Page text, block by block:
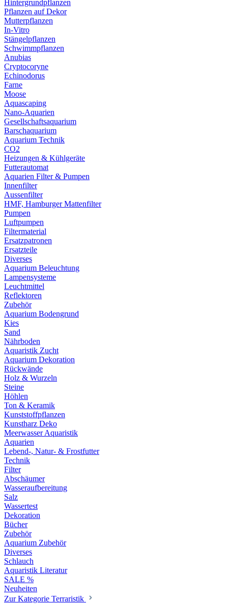
Hintergrundpflanzen
Pflanzen auf Dekor
Mutterpflanzen
In-Vitro
Stängelpflanzen
Schwimmpflanzen
Anubias
Cryptocoryne
Echinodorus
Farne
Moose
Aquascaping
Nano-Aquarien
Gesellschaftsaquarium
Barschaquarium
Aquarium Technik
CO2
Heizungen & Kühlgeräte
Futterautomat
Aquarien Filter & Pumpen
Innenfilter
Aussenfilter
HMF, Hamburger Mattenfilter
Pumpen
Luftpumpen
Filtermaterial
Ersatzpatronen
Ersatzteile
Diverses
Aquarium Beleuchtung
Lampensysteme
Leuchtmittel
Reflektoren
Zubehör
Aquarium Bodengrund
Kies
Sand
Nährboden
Aquaristik Zucht
Aquarium Dekoration
Rückwände
Holz & Wurzeln
Steine
Höhlen
Ton & Keramik
Kunststoffpflanzen
Kunstharz Deko
Meerwasser Aquaristik
Aquarien
Lebend-, Natur- & Frostfutter
Technik
Filter
Abschäumer
Wasseraufbereitung
Salz
Wassertest
Dekoration
Bücher
Zubehör
Aquarium Zubehör
Diverses
Schlauch
Aquaristik Literatur
SALE %
Neuheiten
Zur Kategorie Terraristik